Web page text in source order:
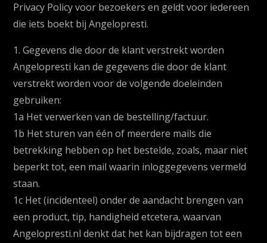
Privacy Policy voor bezoekers en geldt voor iedereen
die iets boekt bij Angelopresti.
1. Gegevens die door de klant verstrekt worden
Angelopresti kan de gegevens die door de klant
verstrekt worden voor de volgende doeleinden
gebruiken:
1a Het verwerken van de bestelling/factuur.
1b Het sturen van één of meerdere mails die
betrekking hebben op het bestelde, zoals, maar niet
beperkt tot, een mail waarin inloggegevens vermeld
staan.
1c Het (incidenteel) onder de aandacht brengen van
een product, tip, handigheid etcetera, waarvan
Angelopresti.nl denkt dat het kan bijdragen tot een